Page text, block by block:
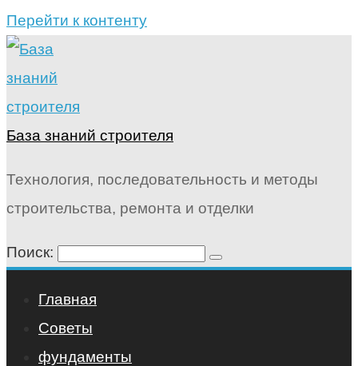
Перейти к контенту
База знаний строителя
Технология, последовательность и методы
строительства, ремонта и отделки
Поиск:
Главная
Советы
фундаменты